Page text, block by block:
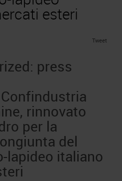
e Controllo
2026
esteri
Tweet
press
rinnovato
per la
del
lapideo italiano